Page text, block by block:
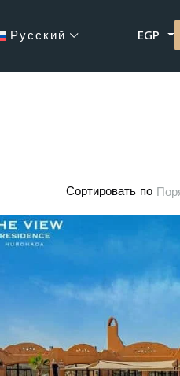
Русский EGP
Сортировать по